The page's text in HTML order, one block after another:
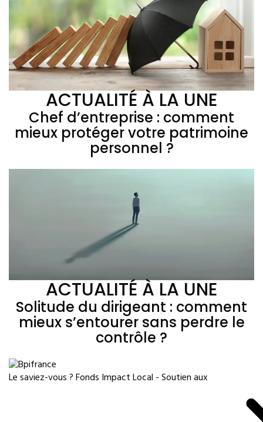
ACTUALITÉ À LA UNE
Chef d’entreprise : comment
mieux protéger votre patrimoine
personnel ?
ACTUALITÉ À LA UNE
Solitude du dirigeant : comment
mieux s’entourer sans perdre le
contrôle ?
Le saviez-vous ?Fonds Impact Local - Soutien aux